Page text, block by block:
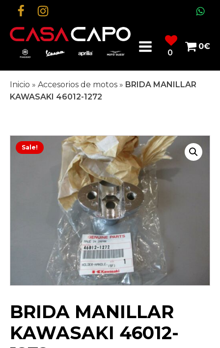
0
0€
Inicio » Accesorios de motos » BRIDA MANILLAR
KAWASAKI 46012-1272
Sale!
BRIDA MANILLAR
KAWASAKI 46012-